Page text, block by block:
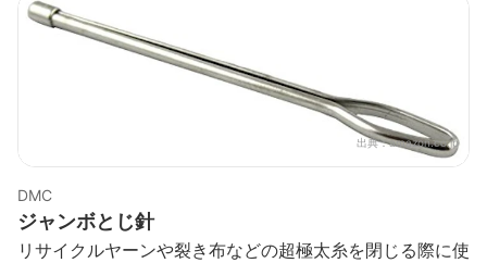
出典：amazon.co.jp
DMC
ジャンボとじ針
リサイクルヤーンや裂き布などの超極太糸を閉じる際に使